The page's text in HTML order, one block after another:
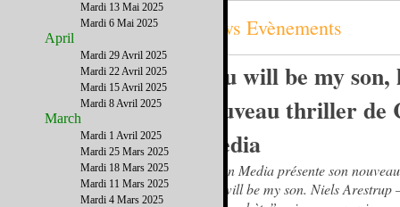
News Evènements
You will be my son,
nouveau thriller de
Media
Cohen Media présente son
You will be my son. Niels Arestrup
Mardi 13 Mai 2025
Mardi 6 Mai 2025
April
Mardi 29 Avril 2025
Mardi 22 Avril 2025
Mardi 15 Avril 2025
Mardi 8 Avril 2025
March
Mardi 1 Avril 2025
Mardi 25 Mars 2025
Mardi 18 Mars 2025
Mardi 11 Mars 2025
Mardi 4 Mars 2025